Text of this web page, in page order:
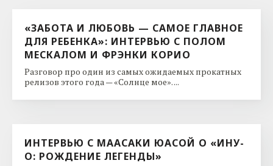
«ЗАБОТА И ЛЮБОВЬ — САМОЕ ГЛАВНОЕ
ДЛЯ РЕБЕНКА»: ИНТЕРВЬЮ С ПОЛОМ
МЕСКАЛОМ И ФРЭНКИ КОРИО
Разговор про один из самых ожидаемых прокатных
релизов этого года — «Солнце мое». ...
ИНТЕРВЬЮ С МААСАКИ ЮАСОЙ О «ИНУ-
О: РОЖДЕНИЕ ЛЕГЕНДЫ»